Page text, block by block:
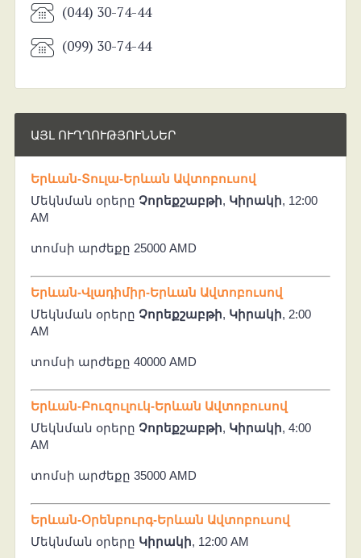
(044) 30-74-44
(099) 30-74-44
ԱՅԼ ՈՒՂՂՈՒԹՅՈՒՆՆԵՐ
Երևան-Տուլա-Երևան Ավտոբուսով
Մեկնման օրերը Չորեքշաբթի, Կիրակի, 12:00
AM
տոմսի արժեքը 25000 AMD
Երևան-Վլադիմիր-Երևան Ավտոբուսով
Մեկնման օրերը Չորեքշաբթի, Կիրակի, 2:00
AM
տոմսի արժեքը 40000 AMD
Երևան-Բուզուլուկ-Երևան Ավտոբուսով
Մեկնման օրերը Չորեքշաբթի, Կիրակի, 4:00
AM
տոմսի արժեքը 35000 AMD
Երևան-Օրենբուրգ-Երևան Ավտոբուսով
Մեկնման օրերը Կիրակի, 12:00 AM